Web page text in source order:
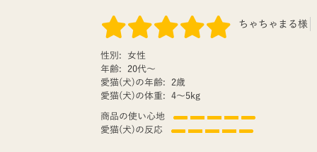
ちゃちゃまる様
性別:
女性
年齢:
20代〜
愛猫(犬)の年齢:
2歳
愛猫(犬)の体重:
4〜5kg
商品の使い心地
愛猫(犬)の反応